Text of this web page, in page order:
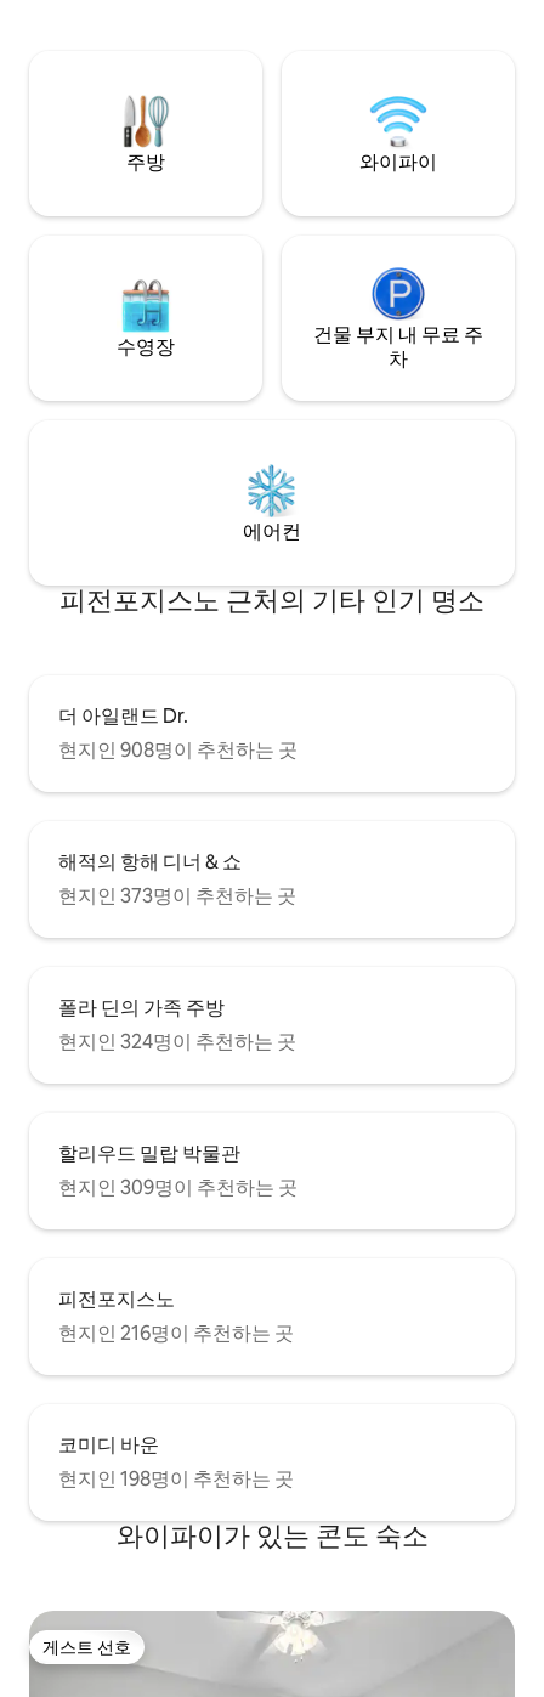
24분 🌲 오베르 스키 산까지📍 30분 🏂⛷️
주방 와이파이
수영장
건물 부지 내 무료 주
차
에어컨
피전포지스노 근처의 기타 인기 명소
더 아일랜드 Dr.
현지인 908명이 추천하는 곳
해적의 항해 디너 & 쇼
현지인 373명이 추천하는 곳
폴라 딘의 가족 주방
현지인 324명이 추천하는 곳
할리우드 밀랍 박물관
현지인 309명이 추천하는 곳
피전포지스노
현지인 216명이 추천하는 곳
코미디 바운
현지인 198명이 추천하는 곳
와이파이가 있는 콘도 숙소
게스트 선호
게스트 선호